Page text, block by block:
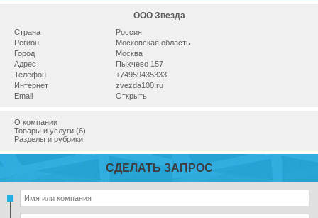
ООО Звезда
Страна
Россия
Регион
Московская область
Город
Москва
Адрес
Пыхчево 157
Телефон
+74959435333
Интернет
zvezda100.ru
Email
Открыть
О компании
Товары и услуги (6)
Разделы и рубрики
СДЕЛАТЬ ЗАПРОС